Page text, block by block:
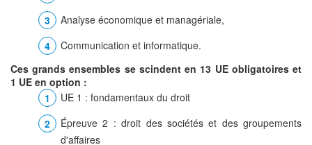
Analyse économique et managériale,
Communication et informatique.
Ces grands ensembles se scindent en 13 UE obligatoires et
1 UE en option :
UE 1 : fondamentaux du droit
Épreuve 2 : droit des sociétés et des groupements
d'affaires